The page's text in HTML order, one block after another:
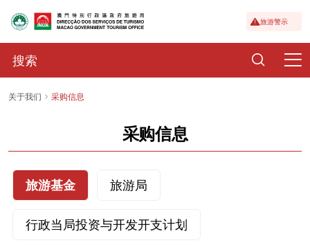
旅游警示
关于我们 采购信息
采购信息
旅游基金 旅游局
行政当局投资与开发开支计划